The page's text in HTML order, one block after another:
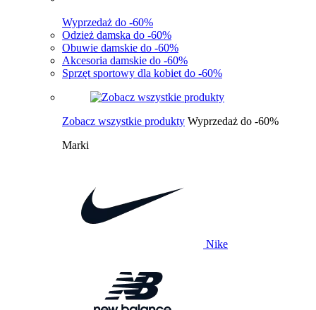
Wyprzedaż do -60%
Odzież damska do -60%
Obuwie damskie do -60%
Akcesoria damskie do -60%
Sprzęt sportowy dla kobiet do -60%
Zobacz wszystkie produkty Wyprzedaż do -60%
Marki
Nike